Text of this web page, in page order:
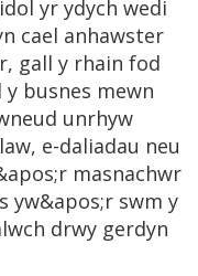
yr ydych wedi
cael anhawster
gall y rhain fod
busnes mewn
unrhyw
e-daliadau neu
masnachwr
yw&apos;r swm y
drwy gerdyn